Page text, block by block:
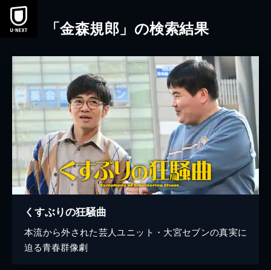
本文へスキップ
「金森規郎」の検索結果
くすぶりの狂騒曲
本流から外された芸人ユニット・大宮セブンの真実に
迫る青春群像劇